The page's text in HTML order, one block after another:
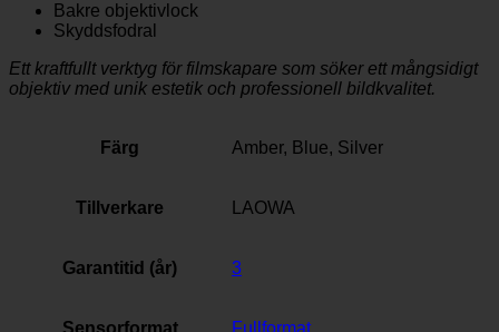
Bakre objektivlock
Skyddsfodral
Ett kraftfullt verktyg för filmskapare som söker ett mångsidigt
objektiv med unik estetik och professionell bildkvalitet.
Färg Amber, Blue, Silver
Tillverkare LAOWA
Garantitid (år) 3
Sensorformat Fullformat